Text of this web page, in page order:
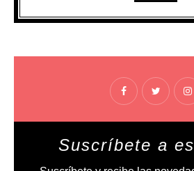
Suscríbete a